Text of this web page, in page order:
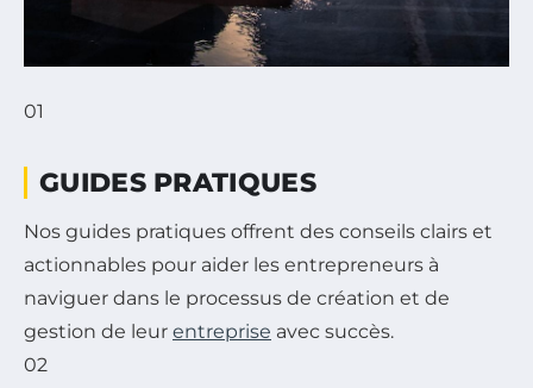
01
GUIDES PRATIQUES
Nos guides pratiques offrent des conseils clairs et
actionnables pour aider les entrepreneurs à
naviguer dans le processus de création et de
gestion de leur entreprise avec succès.
02